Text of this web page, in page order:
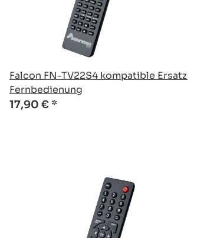
Falcon FN-TV22S4 kompatible Ersatz
Fernbedienung
17,90 € *